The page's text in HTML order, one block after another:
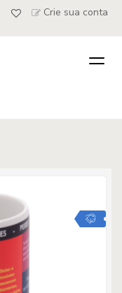
Crie sua conta